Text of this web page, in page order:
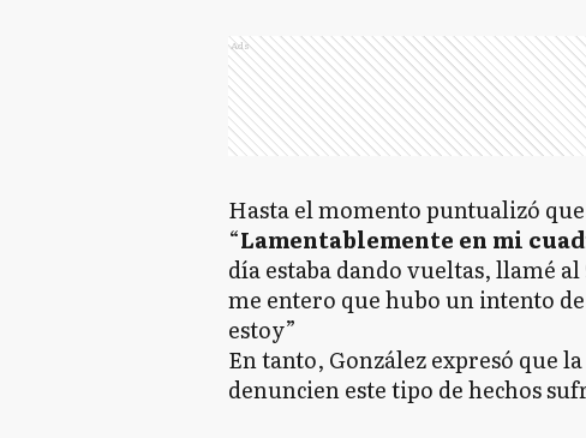
Ads
Hasta el momento puntualizó
“Lamentablemente en mi
día estaba dando vueltas, llamé
me entero que hubo un intento
estoy”
En tanto, González expresó que
denuncien este tipo de hechos